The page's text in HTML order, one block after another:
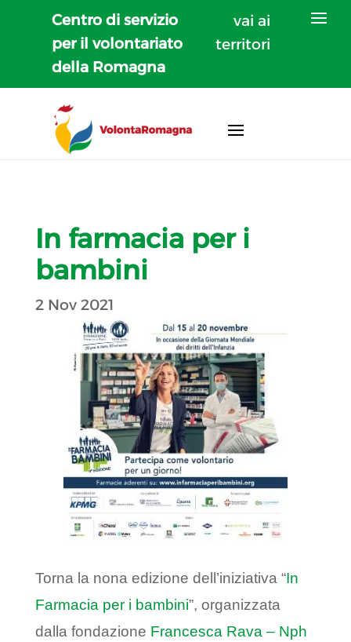
Centro di servizio
per il volontariato
della Romagna
vai ai
territori
In farmacia per i
bambini
2 Nov 2021
Torna la nona edizione dell’iniziativa “In
Farmacia per i bambini”, organizzata
dalla fondazione Francesca Rava – Nph